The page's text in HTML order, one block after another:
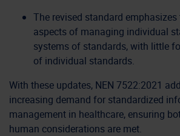
The revised standard
aspects of managing individual
systems of standards, with little
of individual standards.
With these updates, NEN 7522:2021
increasing demand for standardized
management in healthcare, ensuring
human considerations are met.